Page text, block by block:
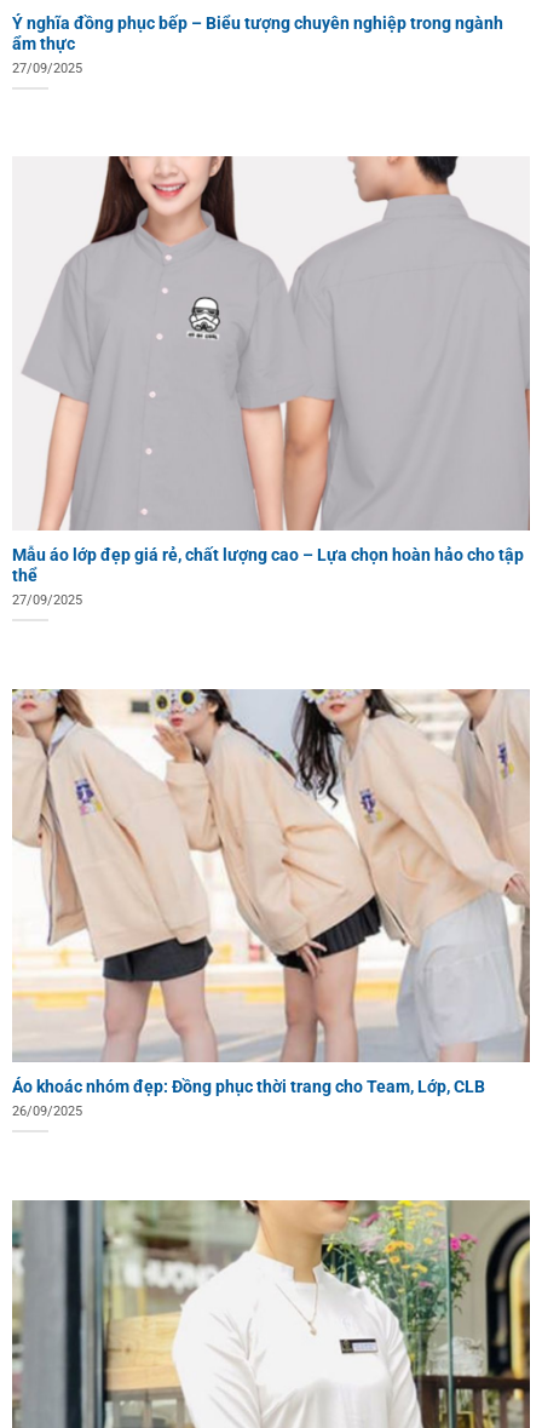
Ý nghĩa đồng phục bếp – Biểu tượng chuyên nghiệp trong ngành
ẩm thực
27/09/2025
Mẫu áo lớp đẹp giá rẻ, chất lượng cao – Lựa chọn hoàn hảo cho tập
thể
27/09/2025
Áo khoác nhóm đẹp: Đồng phục thời trang cho Team, Lớp, CLB
26/09/2025